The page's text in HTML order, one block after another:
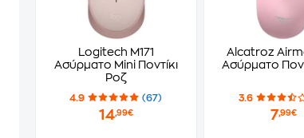
Logitech M171
Ασύρματο Mini Ποντίκι
Ροζ
4.9 (67)
14,99€
Alcatroz
Ασύρματο
3.6
7,99€